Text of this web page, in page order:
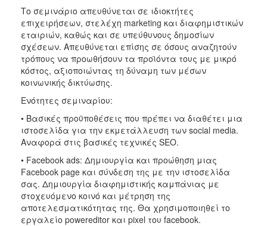
2012
2011
ΠΟΛΙΤΙΣΜΟΣ
ΑΝΘΕΚΤΙΚΗ
Το σεμινάριο απευθύνεται σε ιδιοκτήτες
επιχειρήσεων, στελέχη marketing και διαφημιστικών
εταιριών, καθώς και σε υπεύθυνους δημοσίων
σχέσεων. Απευθύνεται επίσης σε όσους αναζητούν
τρόπους να προωθήσουν τα προϊόντα τους με μικρό
κόστος, αξιοποιώντας τη δύναμη των μέσων
κοινωνικής δικτύωσης.
Ενότητες σεμιναρίου:
• Βασικές προϋποθέσεις που πρέπει να διαθέτει μια
ιστοσελίδα για την εκμετάλλευση των social media.
Αναφορά στις βασικές τεχνικές SEO.
• Facebook ads: Δημιουργία και προώθηση μιας
Facebook page και σύνδεση της με την ιστοσελίδα
σας. Δημιουργία διαφημιστικής καμπάνιας με
στοχευόμενο κοινό και μέτρηση της
αποτελεσματικότητας της. Θα χρησιμοποιηθεί το
εργαλείο powereditor και pixel του facebook.